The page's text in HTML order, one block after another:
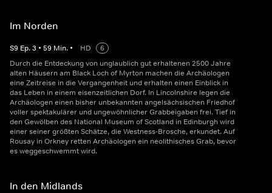
Im Norden
S9 Ep.3 • 59 Min. • HD
6
Durch die Entdeckung von unglaublich gut erhaltenen 2500 Jahre
alten Häusern am Black Loch of Myrton machen die Archäologen
eine Zeitreise in die Vergangenheit und erhalten einen Einblick in
das Leben in einem eisenzeitlichen Dorf. In Lincolnshire legen die
Archäologen einen bisher unbekannten angelsächsischen Friedhof
voller spektakulärer und ungewöhnlicher Grabbeigaben frei. Tief in
den Gewölben des National Museum of Scotland in Edinburgh wird
einer seiner größten Schätze, die Westness-Brosche, erkundet. Auf
Rousay in Orkney retten Archäologen ein neolithisches Grab, bevor
es weggeschwemmt wird.
In den Midlands